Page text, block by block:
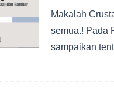
Makalah
semua.! Pada
sampaikan